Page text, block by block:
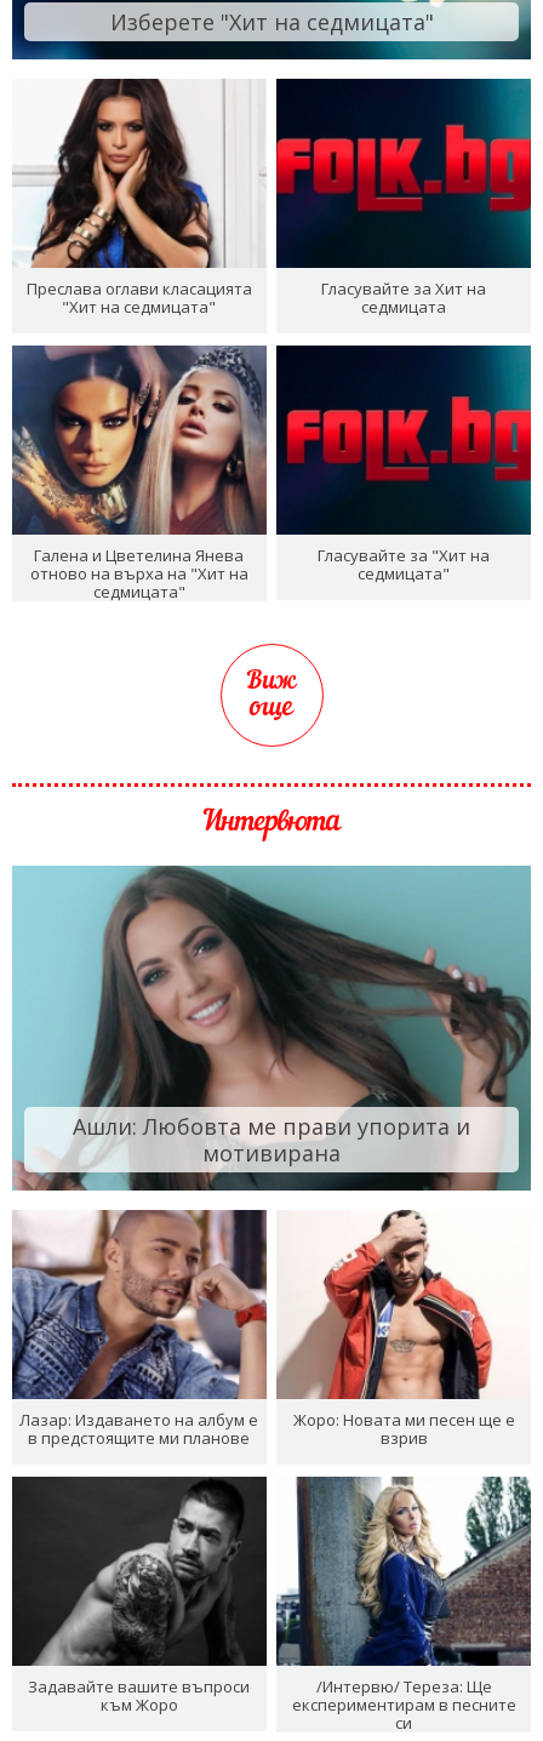
Изберете "Хит на седмицата"
Преслава оглави класацията
"Хит на седмицата"
Гласувайте за Хит на
седмицата
Галена и Цветелина Янева
отново на върха на "Хит на
седмицата"
Гласувайте за "Хит на
седмицата"
Виж
още
Интервюта
Ашли: Любовта ме прави упорита и
мотивирана
Лазар: Издаването на албум е
в предстоящите ми планове
Жоро: Новата ми песен ще е
взрив
Задавайте вашите въпроси
към Жоро
/Интервю/ Тереза: Ще
експериментирам в песните
си